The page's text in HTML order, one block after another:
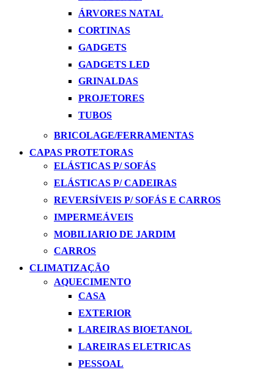
ÁRVORES NATAL
CORTINAS
GADGETS
GADGETS LED
GRINALDAS
PROJETORES
TUBOS
BRICOLAGE/FERRAMENTAS
CAPAS PROTETORAS
ELÁSTICAS P/ SOFÁS
ELÁSTICAS P/ CADEIRAS
REVERSÍVEIS P/ SOFÁS E CARROS
IMPERMEÁVEIS
MOBILIARIO DE JARDIM
CARROS
CLIMATIZAÇÃO
AQUECIMENTO
CASA
EXTERIOR
LAREIRAS BIOETANOL
LAREIRAS ELETRICAS
PESSOAL